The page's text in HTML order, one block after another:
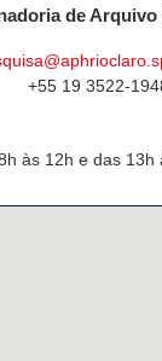
de Arquivo
+55 19 3522-
às 12h e das 13h